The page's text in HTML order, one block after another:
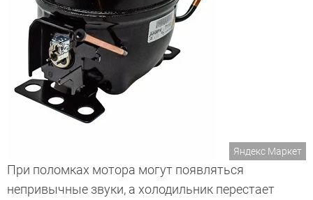
Яндекс Маркет
При поломках мотора могут появляться
непривычные звуки, а холодильник перестает